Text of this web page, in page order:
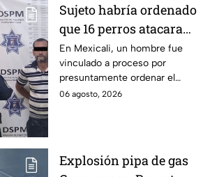
Sujeto habría ordenado
que 16 perros atacaran
a su hermana con
discapacidad en
Mexicali, BC
En Mexicali, un hombre fue
vinculado a proceso por
presuntamente ordenar el
ataque de 16 perros contra su
06 agosto, 2026
Explosión pipa de gas